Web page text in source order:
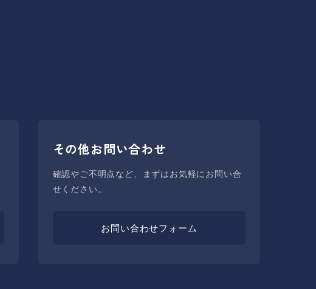
その他お問い合わせ
確認やご不明点など、まずはお気軽にお問い合
せください。
お問い合わせフォーム